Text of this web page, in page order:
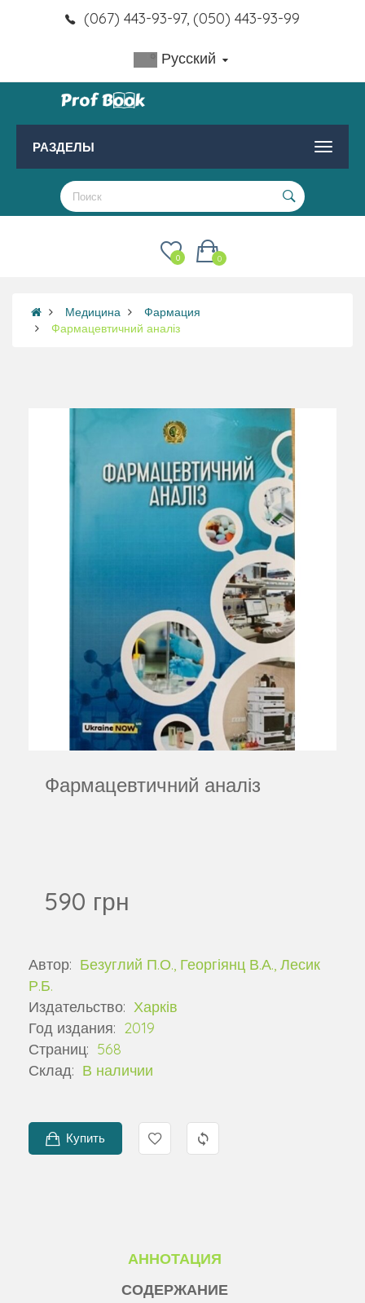
(067) 443-93-97, (050) 443-93-99
Русский
РАЗДЕЛЫ
0
0
Медицина
Фармация
Фармацевтичний аналіз
Фармацевтичний аналіз
590 грн
Автор: Безуглий П.О., Георгіянц В.А., Лесик
Р.Б.
Издательство: Харків
Год издания: 2019
Страниц: 568
Склад: В наличии
Купить
АННОТАЦИЯ
СОДЕРЖАНИЕ